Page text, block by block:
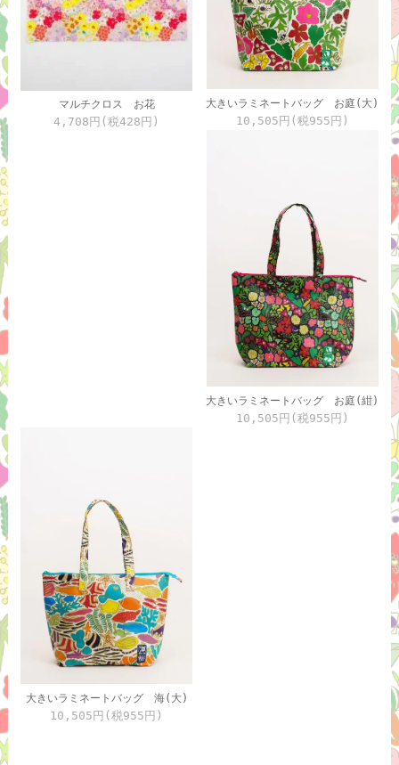
マルチクロス お花
4,708円(税428円)
大きいラミネートバッグ お庭(大)
10,505円(税955円)
大きいラミネートバッグ お庭(紺)
10,505円(税955円)
大きいラミネートバッグ 海(大)
10,505円(税955円)